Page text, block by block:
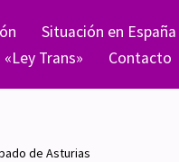
Situación en España
Trans»
Contacto
de Asturias